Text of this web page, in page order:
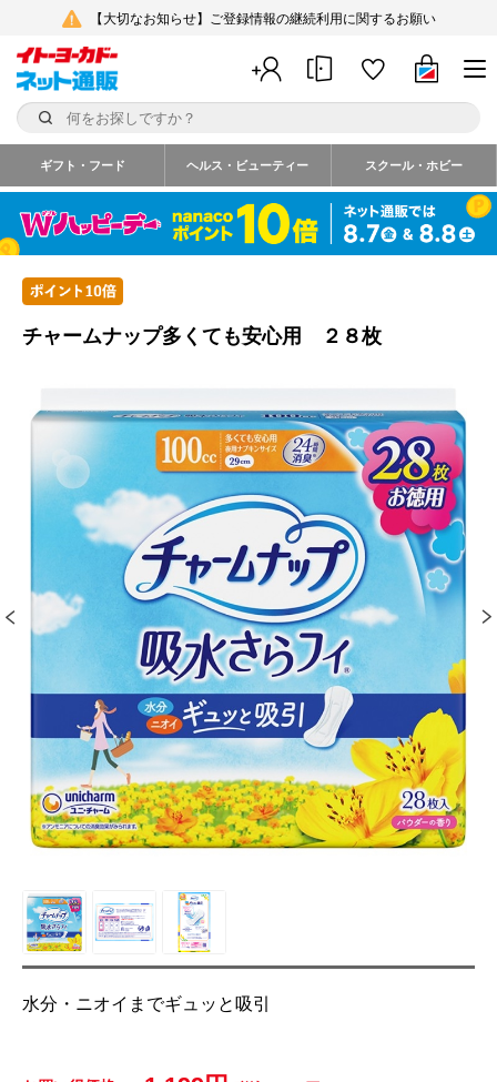
【大切なお知らせ】ご登録情報の継続利用に関するお願い
ギフト・フード ヘルス・ビューティー スクール・ホビー
チャームナップ多くても安心用 ２８枚
水分・ニオイまでギュッと吸引